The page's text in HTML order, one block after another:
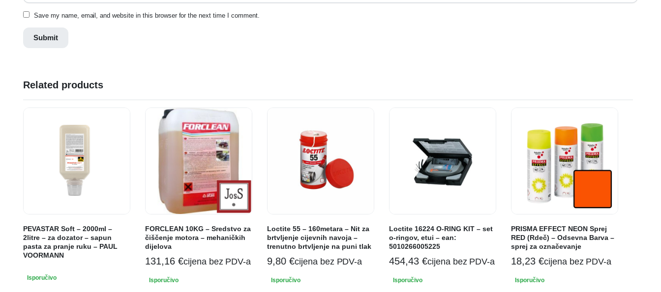
Save my name, email, and website in this browser for the next time I comment.
Related products
PEVASTAR Soft – 2000ml –
2litre – za dozator – sapun
pasta za pranje ruku – PAUL
VOORMANN
Isporučivo
FORCLEAN 10KG – Sredstvo za
čiščenje motora – mehaničkih
dijelova
131,16 €cijena bez PDV-a
Isporučivo
Loctite 55 – 160metara – Nit za
brtvljenje cijevnih navoja –
trenutno brtvljenje na puni tlak
9,80 €cijena bez PDV-a
Isporučivo
Loctite 16224 O-RING KIT – set
o-ringov, etui – ean:
5010266005225
454,43 €cijena bez PDV-a
Isporučivo
PRISMA EFFECT NEON Sprej
RED (Rdeč) – Odsevna Barva –
sprej za označevanje
18,23 €cijena bez PDV-a
Isporučivo